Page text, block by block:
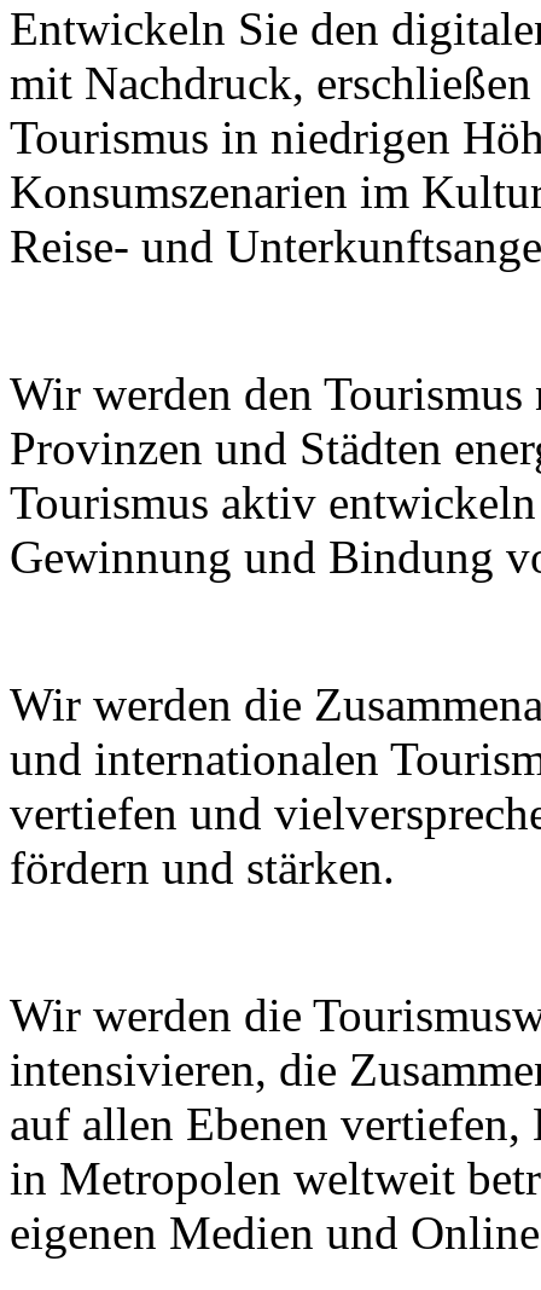
Entwickeln Sie den
mit Nachdruck,
Tourismus in niedrigen
Konsumszenarien im
Reise- und
Wir werden den Tourismus
Provinzen und Städten
Tourismus aktiv
Gewinnung und Bindung
Wir werden die
und internationalen
vertiefen und
fördern und stärken.
Wir werden die
intensivieren, die
auf allen Ebenen
in Metropolen weltweit
eigenen Medien und